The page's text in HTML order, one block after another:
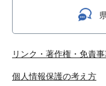
リンク・著作権・免責
個人情報保護の考え方